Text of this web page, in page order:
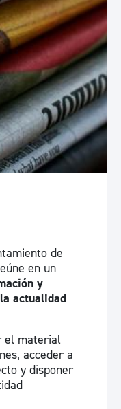
de
en un
y
actualidad
el material
acceder a
y disponer